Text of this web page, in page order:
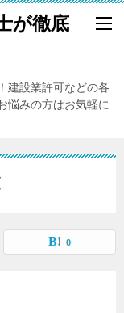
が徹底
建設業許可などの各
悩みの方はお気軽に
0